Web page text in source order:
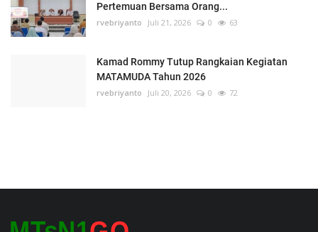
Pertemuan Bersama Orang...
rvebriyanto Juli 21, 2026 0 63
Kamad Rommy Tutup Rangkaian Kegiatan
MATAMUDA Tahun 2026
rvebriyanto Juli 20, 2026 0 72